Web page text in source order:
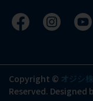
Copyright © オジシ
Reserved. Designed